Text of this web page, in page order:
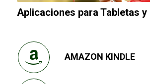
Aplicaciones para Tabletas y
AMAZON KINDLE